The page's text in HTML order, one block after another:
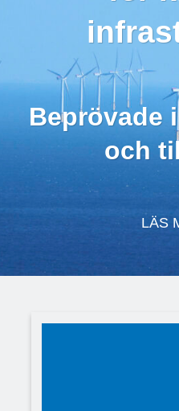
Beprövade
och
LÄS